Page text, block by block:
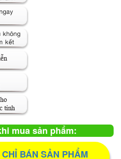
mua sản phẩm:
BÁN SẢN PHẨM